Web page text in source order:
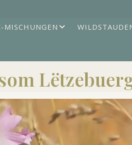
MISCHUNGEN